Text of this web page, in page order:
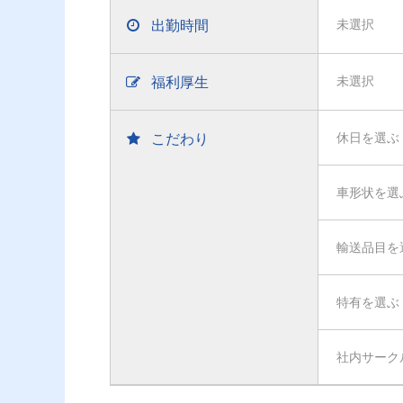
出勤時間 未選択
福利厚生 未選択
こだわり 休日を選ぶ
車形状を選
輸送品目を
特有を選ぶ
社内サーク